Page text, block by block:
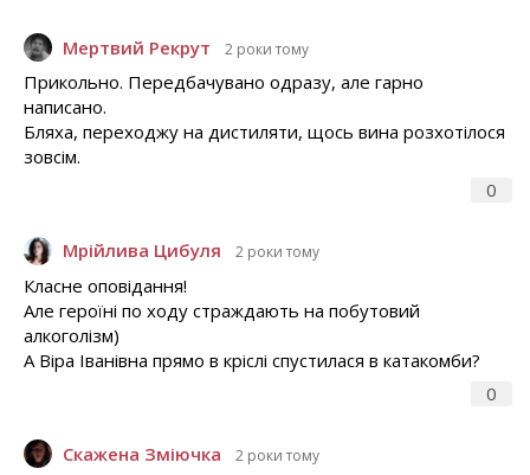
Мертвий Рекрут 2 роки тому
0
Прикольно. Передбачувано одразу, але гарно
написано.
Бляха, переходжу на дистиляти, щось вина розхотілося
зовсім.
Мрійлива Цибуля 2 роки тому
0
Класне оповідання!
Але героїні по ходу страждають на побутовий
алкоголізм)
А Віра Іванівна прямо в кріслі спустилася в катакомби?
Скажена Зміючка 2 роки тому